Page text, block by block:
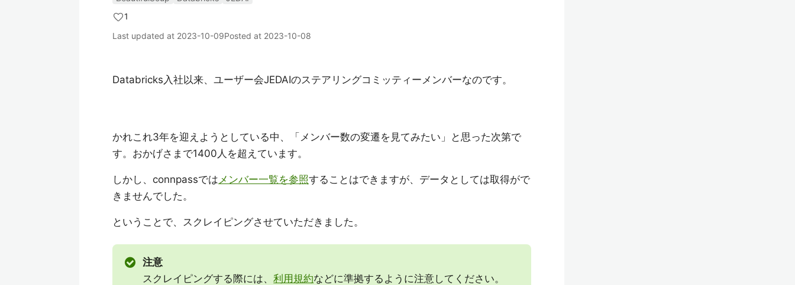
1
Last updated at 2023-10-09Posted at 2023-10-08
Databricks入社以来、ユーザー会JEDAIのステアリングコミッティーメンバーなのです。
かれこれ3年を迎えようとしている中、「メンバー数の変遷を見てみたい」と思った次第で
す。おかげさまで1400人を超えています。
しかし、connpassではメンバー一覧を参照することはできますが、データとしては取得がで
きませんでした。
ということで、スクレイピングさせていただきました。
注意
スクレイピングする際には、利用規約などに準拠するように注意してください。